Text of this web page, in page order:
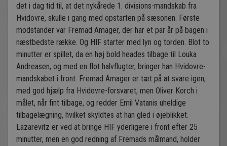
det i dag tid til, at det nykårede 1. divisions-mandskab fra
Hvidovre, skulle i gang med opstarten på sæsonen. Første
modstander var Fremad Amager, der har et par år på bagen i
næstbedste række. Og HIF starter med lyn og torden. Blot to
minutter er spillet, da en høj bold heades tilbage til Louka
Andreasen, og med en flot halvflugter, bringer han Hvidovre-
mandskabet i front. Fremad Amager er tæt på at svare igen,
med god hjælp fra Hvidovre-forsvaret, men Oliver Korch i
målet, når fint tilbage, og redder Emil Vatanis uheldige
tilbagelægning, hvilket skyldtes at han gled i øjeblikket.
Lazarevitz er ved at bringe HIF yderligere i front efter 25
minutter, men en god redning af Fremads målmand, holder